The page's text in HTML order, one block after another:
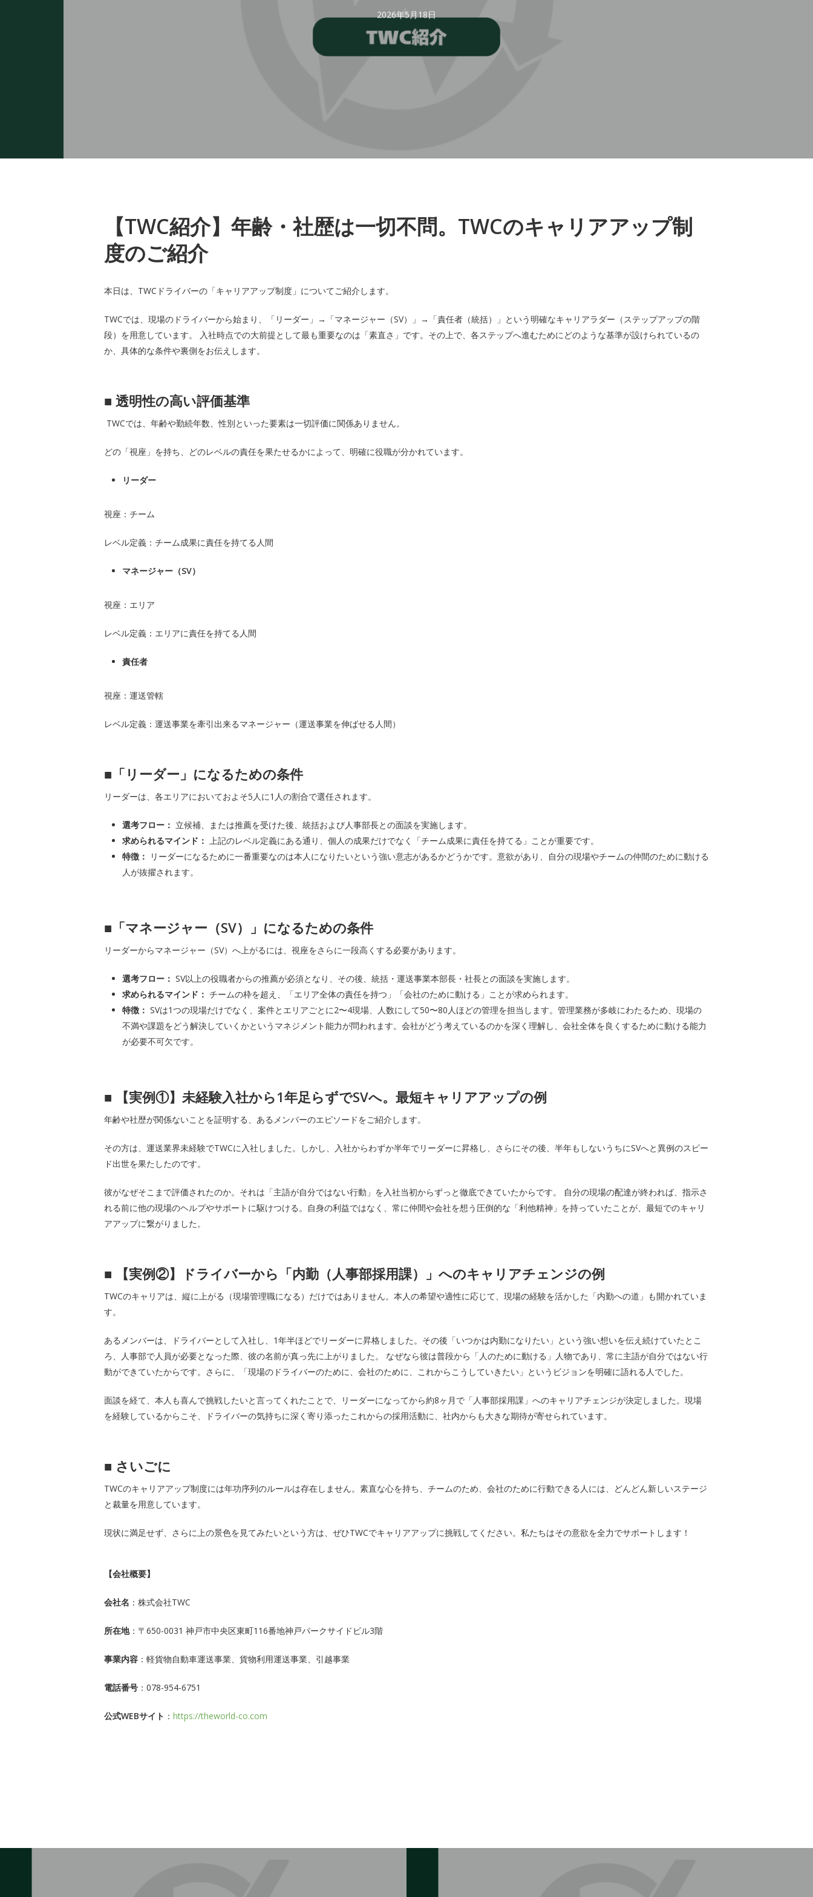
2026年5月18日
【TWC紹介】年齢・社歴は一切不問。TWCのキャリアアップ制
度のご紹介
本日は、TWCドライバーの「キャリアアップ制度」についてご紹介します。
TWCでは、現場のドライバーから始まり、「リーダー」→「マネージャー（SV）」→「責任者（統括）」という明確なキャリアラダー（ステップアップの階
段）を用意しています。 入社時点での大前提として最も重要なのは「素直さ」です。その上で、各ステップへ進むためにどのような基準が設けられているの
か、具体的な条件や裏側をお伝えします。
■ 透明性の高い評価基準
TWCでは、年齢や勤続年数、性別といった要素は一切評価に関係ありません。
どの「視座」を持ち、どのレベルの責任を果たせるかによって、明確に役職が分かれています。
リーダー
視座：チーム
レベル定義：チーム成果に責任を持てる人間
マネージャー（SV）
視座：エリア
レベル定義：エリアに責任を持てる人間
責任者
視座：運送管轄
レベル定義：運送事業を牽引出来るマネージャー（運送事業を伸ばせる人間）
■ 「リーダー」になるための条件
リーダーは、各エリアにおいておよそ5人に1人の割合で選任されます。
選考フロー： 立候補、または推薦を受けた後、統括および人事部長との面談を実施します。
求められるマインド： 上記のレベル定義にある通り、個人の成果だけでなく「チーム成果に責任を持てる」ことが重要です。
特徴：
リーダーになるために一番重要なのは本人になりたいという強い意志があるかどうかです。意欲があり、自分の現場やチームの仲間のために動ける
人が抜擢されます。
■ 「マネージャー（SV）」になるための条件
リーダーからマネージャー（SV）へ上がるには、視座をさらに一段高くする必要があります。
選考フロー： SV以上の役職者からの推薦が必須となり、その後、統括・運送事業本部長・社長との面談を実施します。
求められるマインド： チームの枠を超え、「エリア全体の責任を持つ」「会社のために動ける」ことが求められます。
特徴： SVは1つの現場だけでなく、案件とエリアごとに2〜4現場、人数にして50〜80人ほどの管理を担当します。管理業務が多岐にわたるため、現場の
不満や課題をどう解決していくかというマネジメント能力が問われます。会社がどう考えているのかを深く理解し、会社全体を良くするために動ける能力
が必要不可欠です。
■ 【実例①】 未経験入社から1年足らずでSVへ。最短キャリアアップの例
年齢や社歴が関係ないことを証明する、あるメンバーのエピソードをご紹介します。
その方は、運送業界未経験でTWCに入社しました。しかし、入社からわずか半年でリーダーに昇格し、さらにその後、半年もしないうちにSVへと異例のスピー
ド出世を果たしたのです。
彼がなぜそこまで評価されたのか。それは「主語が自分ではない行動」を入社当初からずっと徹底できていたからです。 自分の現場の配達が終われば、指示さ
れる前に他の現場のヘルプやサポートに駆けつける。自身の利益ではなく、常に仲間や会社を想う圧倒的な「利他精神」を持っていたことが、最短でのキャリ
アアップに繋がりました。
■ 【実例②】 ドライバーから「内勤（人事部採用課）」へのキャリアチェンジの例
TWCのキャリアは、縦に上がる（現場管理職になる）だけではありません。本人の希望や適性に応じて、現場の経験を活かした「内勤への道」も開かれていま
す。
あるメンバーは、ドライバーとして入社し、1年半ほどでリーダーに昇格しました。その後「いつかは内勤になりたい」という強い想いを伝え続けていたとこ
ろ、人事部で人員が必要となった際、彼の名前が真っ先に上がりました。 なぜなら彼は普段から「人のために動ける」人物であり、常に主語が自分ではない行
動ができていたからです。さらに、「現場のドライバーのために、会社のために、これからこうしていきたい」というビジョンを明確に語れる人でした。
面談を経て、本人も喜んで挑戦したいと言ってくれたことで、リーダーになってから約8ヶ月で「人事部採用課」へのキャリアチェンジが決定しました。現場
を経験しているからこそ、ドライバーの気持ちに深く寄り添ったこれからの採用活動に、社内からも大きな期待が寄せられています。
■ さいごに
TWCのキャリアアップ制度には年功序列のルールは存在しません。素直な心を持ち、チームのため、会社のために行動できる人には、どんどん新しいステージ
と裁量を用意しています。
現状に満足せず、さらに上の景色を見てみたいという方は、ぜひTWCでキャリアアップに挑戦してください。私たちはその意欲を全力でサポートします！
【会社概要】
会社名 ：株式会社TWC
所在地：〒650-0031 神戸市中央区東町116番地神戸パークサイドビル3階
事業内容 ：軽貨物自動車運送事業、貨物利用運送事業、引越事業
電話番号 ：078-954-6751
公式WEBサイト ： https://theworld-co.com